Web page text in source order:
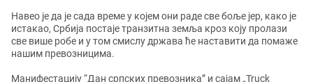
Навео је да је сада време у којем они раде све боље јер, како је
истакао, Србија постаје транзитна земља кроз коју пролази
све више робе и у том смислу држава ће наставити да помаже
нашим превозницима.
Манифестацију “Дан српских превозника” и сајам „Truck